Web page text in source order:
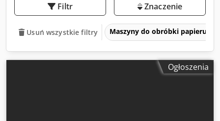
Filtr Znaczenie
Usuń wszystkie filtry Maszyny do obróbki papieru,
Ogłoszenia